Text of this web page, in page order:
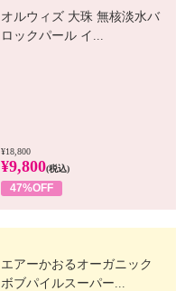
オルウィズ 大珠 無核淡水バ
ロックパール イ...
¥18,800
¥9,800(税込)
47%OFF
エアーかおるオーガニック
ボブパイルスーパー...